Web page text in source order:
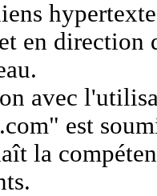
en direction
avec
est
la